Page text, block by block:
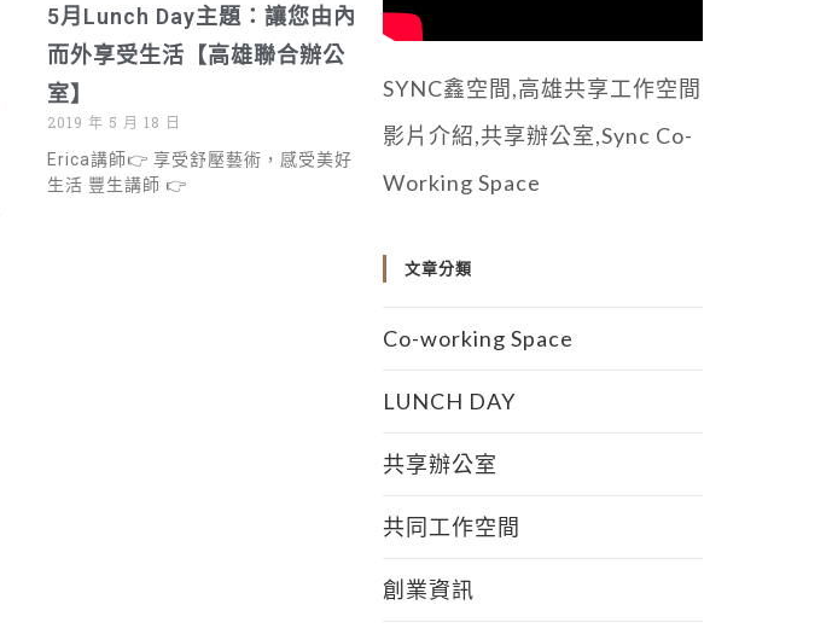
5月Lunch Day主題：讓您由內
而外享受生活【高雄聯合辦公
室】
2019 年 5 月 18 日
Erica講師👉 享受舒壓藝術，感受美好
生活 豐生講師 👉
SYNC鑫空間,高雄共享工作空間
影片介紹,共享辦公室,Sync Co-
Working Space
文章分類
Co-working Space
LUNCH DAY
共享辦公室
共同工作空間
創業資訊